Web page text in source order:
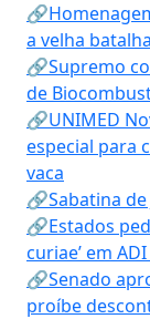
a velha
🔗Supremo
de
🔗UNIMED
especial para
vaca
🔗Sabatina de
🔗Estados
curiae’ em
🔗Senado
proíbe